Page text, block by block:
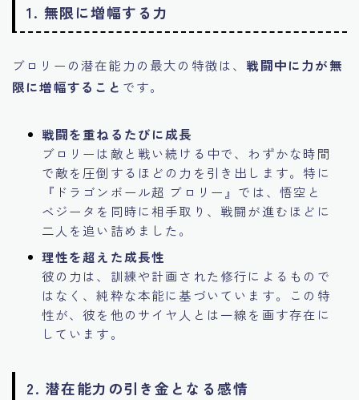
1. 無限に増幅する力
ブロリーの潜在能力の最大の特徴は、 戦闘中に力が無
限に増幅すること です。
戦闘を重ねるたびに成長
ブロリーは敵と戦い続ける中で、わずかな時間
で敵を圧倒するほどの力を引き出します。特に
『ドラゴンボール超 ブロリー』では、悟空と
ベジータを同時に相手取り、戦闘が進むほどに
二人を追い詰めました。
理性を超えた成長性
彼の力は、訓練や計画された修行によるもので
はなく、純粋な本能に基づいています。この特
性が、彼を他のサイヤ人とは一線を画す存在に
しています。
2. 潜在能力の引き金となる感情